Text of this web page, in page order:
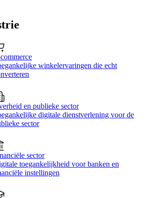
winkelervaringen die echt
en publieke sector
digitale dienstverlening voor de
sector
sector
toegankelijkheid voor banken en
instellingen